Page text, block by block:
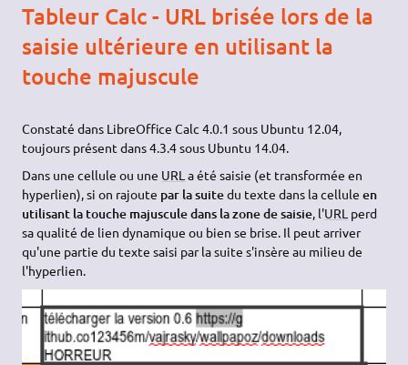
Tableur Calc - URL brisée lors de la
saisie ultérieure en utilisant la
touche majuscule
Constaté dans LibreOffice Calc 4.0.1 sous Ubuntu 12.04,
toujours présent dans 4.3.4 sous Ubuntu 14.04.
Dans une cellule ou une URL a été saisie (et transformée en
hyperlien), si on rajoute par la suitedu texte dans la celluleen
utilisant la touche majuscule dans la zone de saisie, l'URL perd
sa qualité de lien dynamique ou bien se brise. Il peut arriver
qu'une partie du texte saisi par la suite s'insère au milieu de
l'hyperlien.